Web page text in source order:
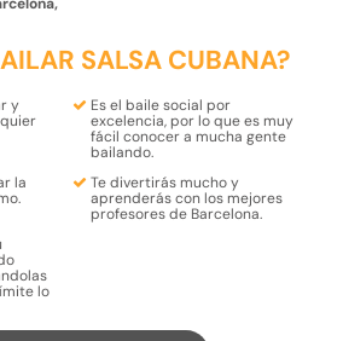
SALSA CUBANA?
y
Es el baile social por
excelencia, por lo que es muy
fácil conocera mucha gente
bailando.
la
Tedivertirásmuchoy
aprenderáscon losmejores
profesoresde Barcelona.
lo